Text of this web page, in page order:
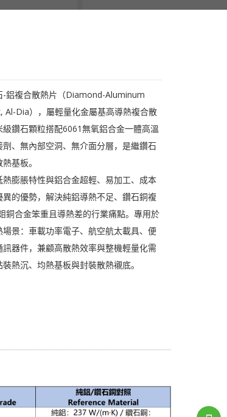
-鋁複合散熱片（Diamond-Aluminum
Dia），屬輕量化金屬基高導熱複合散
鑽石顆粒搭配6061無氧鋁合金一體高溫
、無內部空洞、無介面分層，是繼鑽石
基板。
膨脹特性與鋁合金超輕、易加工、成本
的優勢，解決純鋁導熱不足、鑽石銅複
銅合金笨重且導熱差的行業痛點。專用於
景：車載功率電子、航空航太載具、便
器件，兼顧高散熱效率與整機輕量化需
熱沉、均熱基板與封裝散熱襯底。